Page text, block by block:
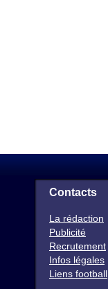
Contacts
La rédaction
Publicité
Recrutement
Infos légales
Liens football